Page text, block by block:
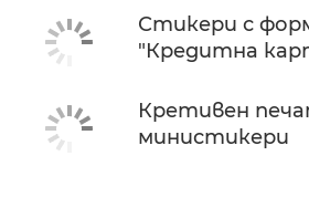
Стикери с
"Кредитна
Кретивен
министикери